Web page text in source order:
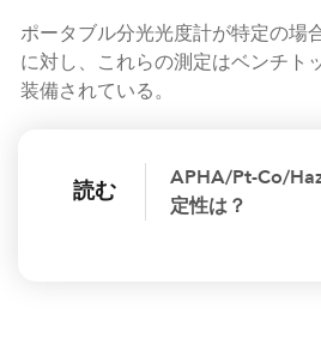
ポータブル分光光度計が特定の場
に対し、これらの測定はベンチト
装備されている。
読む
APHA/Pt-Co/
定性は？